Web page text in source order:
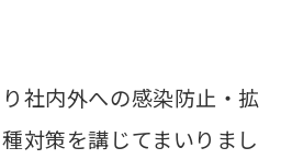
社内外への感染防止・拡
対策を講じてまいりまし